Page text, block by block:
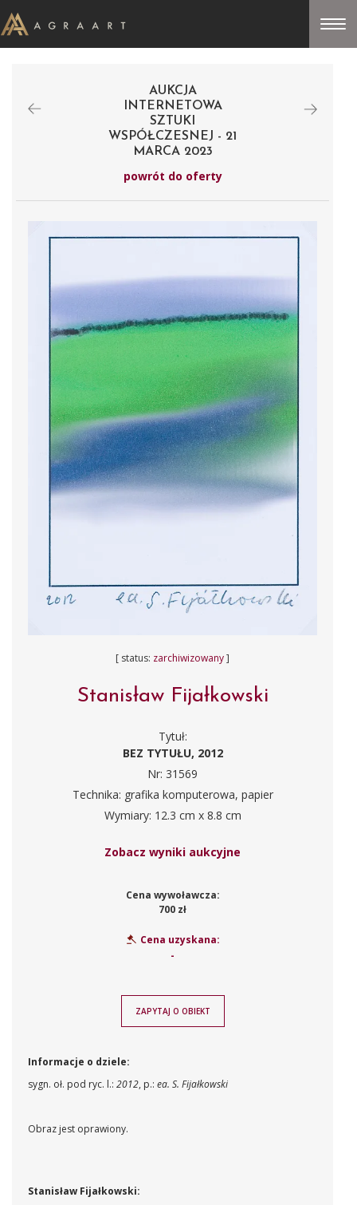
AUKCJA
INTERNETOWA
SZTUKI
WSPÓŁCZESNEJ - 21
MARCA 2023
powrót do oferty
[ status: zarchiwizowany]
Stanisław Fijałkowski
Tytuł:
BEZ TYTUŁU, 2012
Nr: 31569
Technika: grafika komputerowa, papier
Wymiary: 12.3 cm x 8.8 cm
Zobacz wyniki aukcyjne
Cena wywoławcza:
700 zł
Cena uzyskana:
-
ZAPYTAJ O OBIEKT
Informacje o dziele:
sygn. oł. pod ryc. l.: 2012, p.: ea. S. Fijałkowski
Obraz jest oprawiony.
Stanisław Fijałkowski: